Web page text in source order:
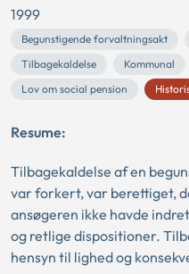
1999
Begunstigende forvaltningsakt
Tilbagekaldelse
Kommunal
Lov om social pension
Resume:
Tilbagekaldelse af en
var forkert, var berettiget,
ansøgeren ikke havde
og retlige dispositioner.
hensyn til lighed og